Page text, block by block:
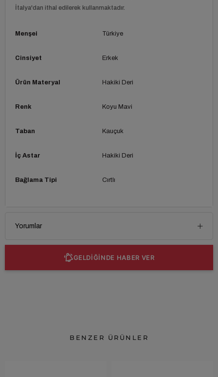
İtalya'dan ithal edilerek kullanmaktadır.
Menşei Türkiye
Cinsiyet Erkek
Ürün Materyal Hakiki Deri
Renk Koyu Mavi
Taban Kauçuk
İç Astar Hakiki Deri
Bağlama Tipi Cırtlı
Yorumlar
GELDİĞİNDE HABER VER
BENZER ÜRÜNLER